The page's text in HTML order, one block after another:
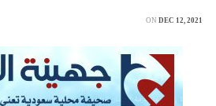
ON DEC 12, 2021